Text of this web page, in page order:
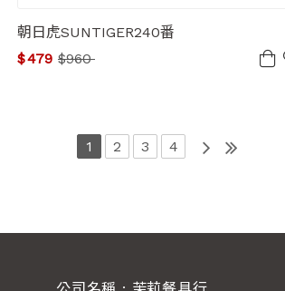
朝日虎SUNTIGER240番
$960
$479
1 2 3 4